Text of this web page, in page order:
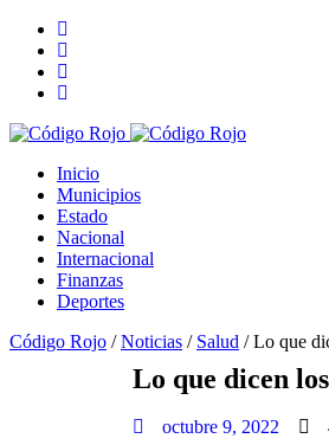
Inicio
Municipios
Estado
Nacional
Internacional
Finanzas
Deportes
Código Rojo /Noticias / Salud /Lo que
Lo que dicen
octubre 9, 2022